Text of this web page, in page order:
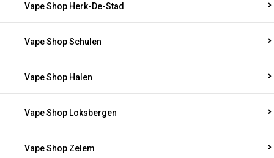
Vape Shop Herk-De-Stad
Vape Shop Schulen
Vape Shop Halen
Vape Shop Loksbergen
Vape Shop Zelem